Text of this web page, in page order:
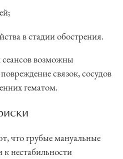
в стадии обострения.
возможны
связок, сосудов
гематом.
что грубые мануальные
нестабильности